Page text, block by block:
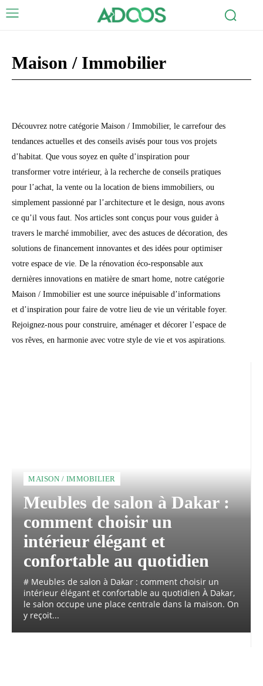
Maison / Immobilier
Découvrez notre catégorie Maison / Immobilier, le carrefour des
tendances actuelles et des conseils avisés pour tous vos projets
d’habitat. Que vous soyez en quête d’inspiration pour
transformer votre intérieur, à la recherche de conseils pratiques
pour l’achat, la vente ou la location de biens immobiliers, ou
simplement passionné par l’architecture et le design, nous avons
ce qu’il vous faut. Nos articles sont conçus pour vous guider à
travers le marché immobilier, avec des astuces de décoration, des
solutions de financement innovantes et des idées pour optimiser
votre espace de vie. De la rénovation éco-responsable aux
dernières innovations en matière de smart home, notre catégorie
Maison / Immobilier est une source inépuisable d’informations
et d’inspiration pour faire de votre lieu de vie un véritable foyer.
Rejoignez-nous pour construire, aménager et décorer l’espace de
vos rêves, en harmonie avec votre style de vie et vos aspirations.
MAISON / IMMOBILIER
Meubles de salon à Dakar :
comment choisir un
intérieur élégant et
confortable au quotidien
# Meubles de salon à Dakar : comment choisir un
intérieur élégant et confortable au quotidien À Dakar,
le salon occupe une place centrale dans la maison. On
y reçoit...